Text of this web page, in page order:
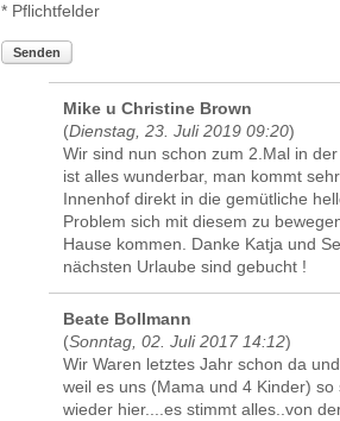
* Pflichtfelder
Senden
Mike u Christine Brown
(Dienstag, 23. Juli 2019 09:20)
Wir sind nun schon zum 2.Mal in
ist alles wunderbar, man kommt
Innenhof direkt in die gemütliche
Problem sich mit diesem zu
Hause kommen. Danke Katja und
nächsten Urlaube sind gebucht !
Beate Bollmann
(Sonntag, 02. Juli 2017 14:12)
Wir Waren letztes Jahr schon da
weil es uns (Mama und 4 Kinder)
wieder hier....es stimmt alles..von